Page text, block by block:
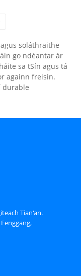
soláthraithe
go ndéantar ár
sa tSín agus tá
againn freisin.
durable
Tian'an.